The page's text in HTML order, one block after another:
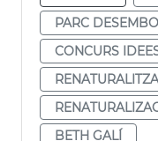
PARC
CONCURS
BETH GALÍ